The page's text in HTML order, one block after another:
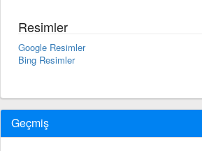
Resimler
Google Resimler
Bing Resimler
Geçmiş